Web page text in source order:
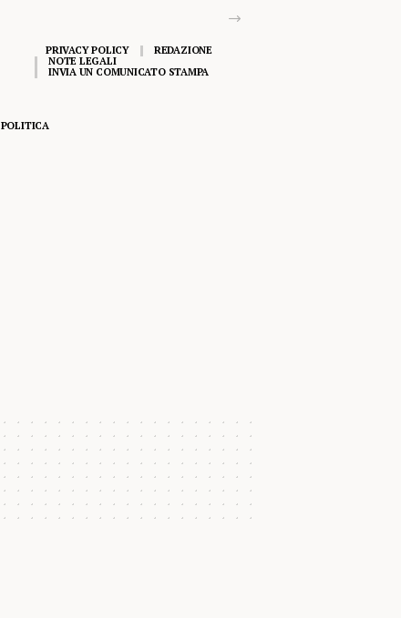
PRIVACY POLICY
REDAZIONE
NOTE LEGALI
INVIA UN COMUNICATO STAMPA
POLITICA